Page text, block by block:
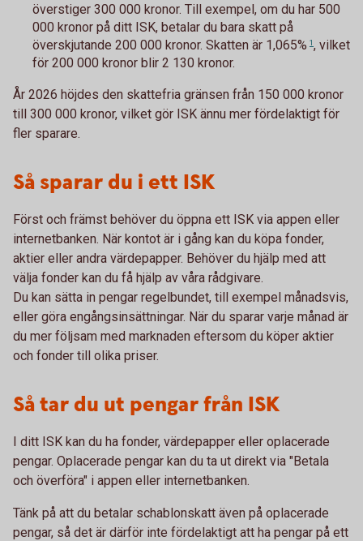
överstiger 300 000 kronor. Till exempel, om du har 500
000 kronor på ditt ISK, betalar du bara skatt på
överskjutande 200 000 kronor. Skatten är 1,065% 1, vilket
för 200 000 kronor blir 2 130 kronor.
År 2026 höjdes den skattefria gränsen från 150 000 kronor
till 300 000 kronor, vilket gör ISK ännu mer fördelaktigt för
fler sparare.
Så sparar du i ett ISK
Först och främst behöver du öppna ett ISK via appen eller
internetbanken. När kontot är i gång kan du köpa fonder,
aktier eller andra värdepapper. Behöver du hjälp med att
välja fonder kan du få hjälp av våra rådgivare.
Du kan sätta in pengar regelbundet, till exempel månadsvis,
eller göra engångsinsättningar. När du sparar varje månad är
du mer följsam med marknaden eftersom du köper aktier
och fonder till olika priser.
Så tar du ut pengar från ISK
I ditt ISK kan du ha fonder, värdepapper eller oplacerade
pengar. Oplacerade pengar kan du ta ut direkt via "Betala
och överföra" i appen eller internetbanken.
Tänk på att du betalar schablonskatt även på oplacerade
pengar, så det är därför inte fördelaktigt att ha pengar på ett